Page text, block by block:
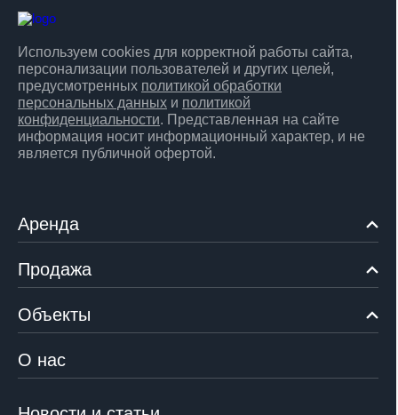
Используем cookies для корректной работы сайта,
персонализации пользователей и других целей,
предусмотренных политикой обработки
персональных данных и политикой
конфиденциальности. Представленная на сайте
информация носит информационный характер, и не
является публичной офертой.
Аренда
Продажа
Объекты
О нас